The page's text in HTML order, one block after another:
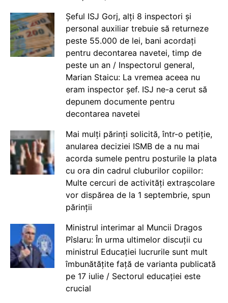
Șeful ISJ Gorj, alți 8 inspectori și
personal auxiliar trebuie să returneze
peste 55.000 de lei, bani acordați
pentru decontarea navetei, timp de
peste un an / Inspectorul general,
Marian Staicu: La vremea aceea nu
eram inspector șef. ISJ ne-a cerut să
depunem documente pentru
decontarea navetei
Mai mulți părinți solicită, într-o petiție,
anularea deciziei ISMB de a nu mai
acorda sumele pentru posturile la plata
cu ora din cadrul cluburilor copiilor:
Multe cercuri de activități extrașcolare
vor dispărea de la 1 septembrie, spun
părinții
Ministrul interimar al Muncii Dragos
Pîslaru: În urma ultimelor discuții cu
ministrul Educației lucrurile sunt mult
îmbunătățite față de varianta publicată
pe 17 iulie / Sectorul educației este
crucial